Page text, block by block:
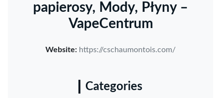
papierosy, Mody, Płyny –
VapeCentrum
Website: https://cschaumontois.com/
Categories